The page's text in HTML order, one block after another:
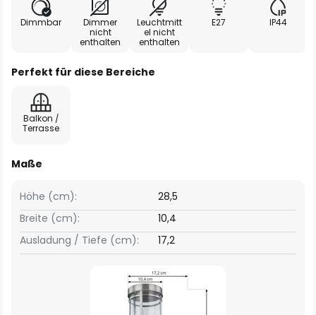
Dimmbar
Dimmer
nicht
enthalten
Leuchtmitt
el nicht
enthalten
E27 IP44
Perfekt für diese Bereiche
Balkon /
Terrasse
Maße
Breite (cm): 10,4
Höhe (cm): 28,5
Ausladung / Tiefe (cm): 17,2